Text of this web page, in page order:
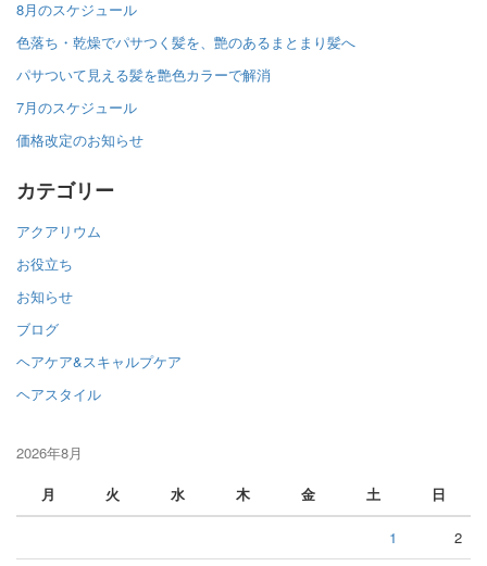
8月のスケジュール
色落ち・乾燥でパサつく髪を、艶のあるまとまり髪へ
パサついて見える髪を艶色カラーで解消
7月のスケジュール
価格改定のお知らせ
カテゴリー
アクアリウム
お役立ち
お知らせ
ブログ
ヘアケア&スキャルプケア
ヘアスタイル
2026年8月
月
火 水 木 金 土 日
1 2